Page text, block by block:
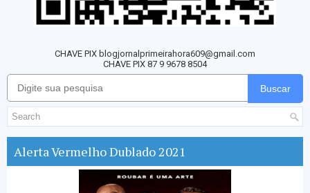
CHAVE PIX blogjornalprimeirahora609@gmail.com
CHAVE PIX 87 9 9678 8504
Buscar
Alerta Vermelho Dublado 2021